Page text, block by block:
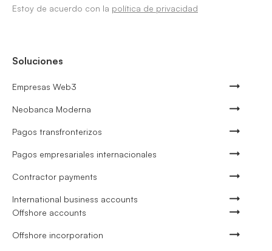
Estoy de acuerdo con la política de privacidad
Soluciones
Empresas Web3
Neobanca Moderna
Pagos transfronterizos
Pagos empresariales internacionales
Contractor payments
International business accounts
Offshore accounts
Offshore incorporation